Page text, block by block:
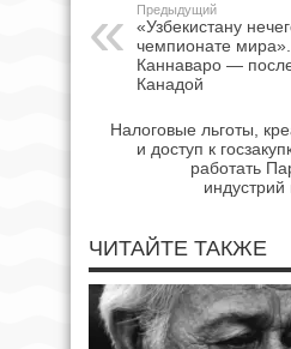
Предыдущий
«Узбекистану
чемпионате
Каннаваро —
Канадой
Налоговые льготы,
и доступ к
работать
индустрий
ЧИТАЙТЕ ТАКЖЕ